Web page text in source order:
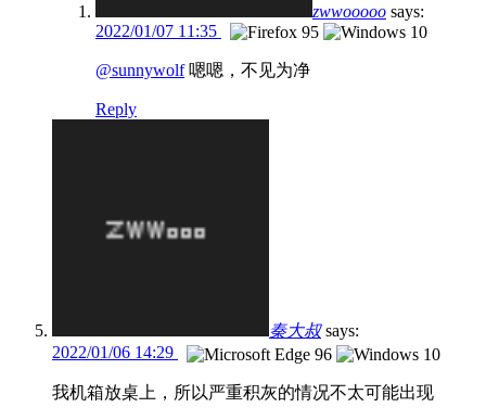
zwwooooo says:
2022/01/07 11:35
@sunnywolf嗯嗯，不见为净
Reply
秦大叔 says:
2022/01/06 14:29
我机箱放桌上，所以严重积灰的情况不太可能出现